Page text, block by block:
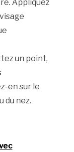
Appliquez
un point,
en sur le
du nez.